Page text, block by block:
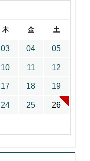
木 金 土
03 04 05
10 11 12
17 18 19
24 25 26